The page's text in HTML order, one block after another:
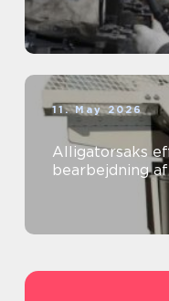
11. May 2026
Alligatorsaks effektiv og sikker
bearbejdning